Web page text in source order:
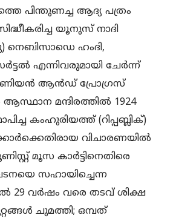
പിന്തുണച്ച ആദ്യ പത്രം
യൂനുസ് നാദി
നെബിസാഡെ ഹംദി,
എന്നിവരുമായി ചേർന്ന്
യൂണിയൻ ആൻഡ് പ്രോഗ്രസ്
മന്ദിരത്തിൽ 1924
കംഹുരിയത്ത്‌ (റിപ്പബ്ലിക്)
വിചാരണയിൽ
മൂസ കാർട്ടിനെതിരെ
സഹായിച്ചെന്ന
വർഷം വരെ തടവ് ശിക്ഷ
ചുമത്തി; ഒമ്പത്